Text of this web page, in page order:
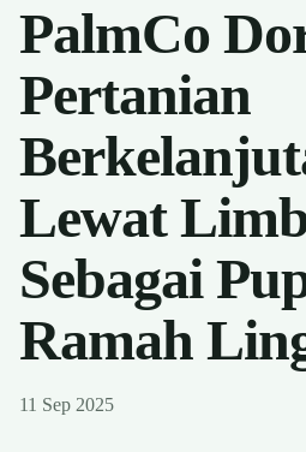
PalmCo
Pertanian
Lewat
Sebagai
Ramah
11 Sep 2025